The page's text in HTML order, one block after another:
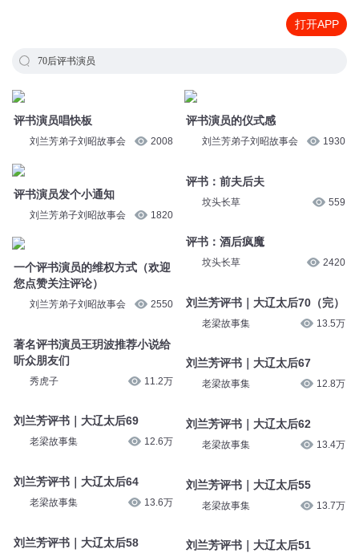
打开APP
70后评书演员
评书演员唱快板
刘兰芳弟子刘昭故事会 2008
评书演员发个小通知
刘兰芳弟子刘昭故事会 1820
一个评书演员的维权方式（欢迎
您点赞关注评论）
刘兰芳弟子刘昭故事会 2550
著名评书演员王玥波推荐小说给
听众朋友们
秀虎子 11.2万
刘兰芳评书｜大辽太后69
老梁故事集 12.6万
刘兰芳评书｜大辽太后64
老梁故事集 13.6万
刘兰芳评书｜大辽太后58
评书演员的仪式感
刘兰芳弟子刘昭故事会 1930
评书：前夫后夫
坟头长草 559
评书：酒后疯魔
坟头长草 2420
刘兰芳评书｜大辽太后70（完）
老梁故事集 13.5万
刘兰芳评书｜大辽太后67
老梁故事集 12.8万
刘兰芳评书｜大辽太后62
老梁故事集 13.4万
刘兰芳评书｜大辽太后55
老梁故事集 13.7万
刘兰芳评书｜大辽太后51